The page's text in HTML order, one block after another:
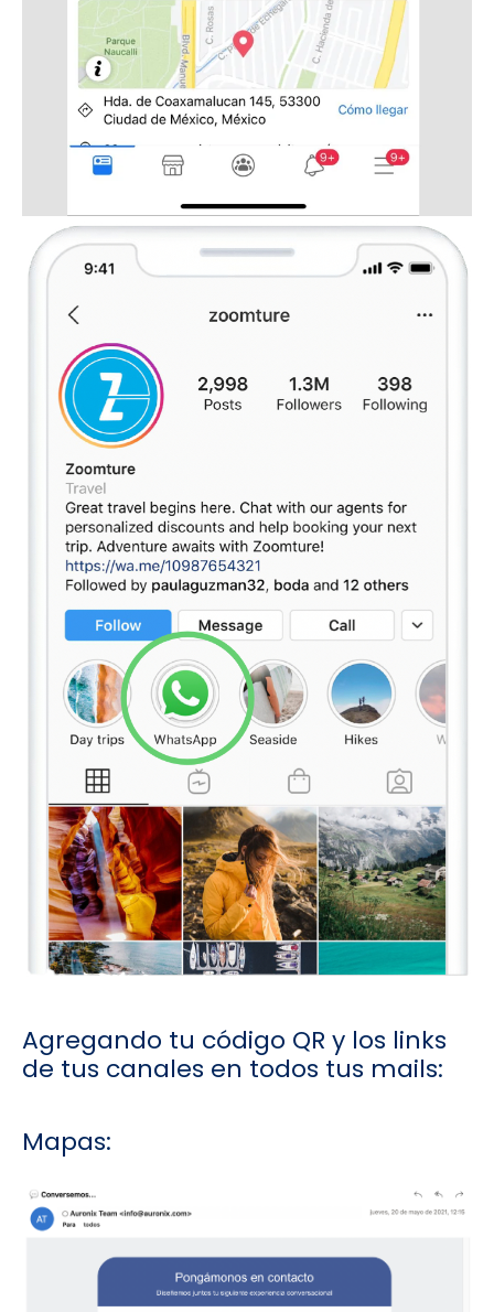
Agregando tu código QR y los links
de tus canales en todos tus mails:
Mapas: